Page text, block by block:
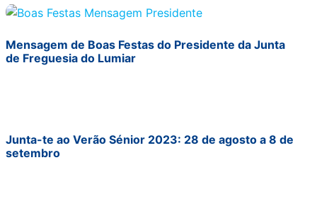
Mensagem de Boas Festas do Presidente da Junta
de Freguesia do Lumiar
Junta-te ao Verão Sénior 2023: 28 de agosto a 8 de
setembro